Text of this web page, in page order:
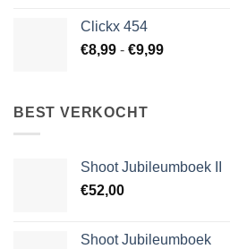
Clickx 454
€8,99 - €9,99Prijsklasse:
BEST VERKOCHT
Shoot Jubileumboek II
€52,00
Shoot Jubileumboek